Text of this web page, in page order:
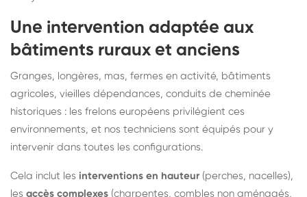
Une intervention adaptée aux
bâtiments ruraux et anciens
Granges, longères, mas, fermes en activité, bâtiments
agricoles, vieilles dépendances, conduits de cheminée
historiques : les frelons européens privilégient ces
environnements, et nos techniciens sont équipés pour y
intervenir dans toutes les configurations.
Cela inclut les interventions en hauteur (perches, nacelles),
les accès complexes (charpentes, combles non aménagés,